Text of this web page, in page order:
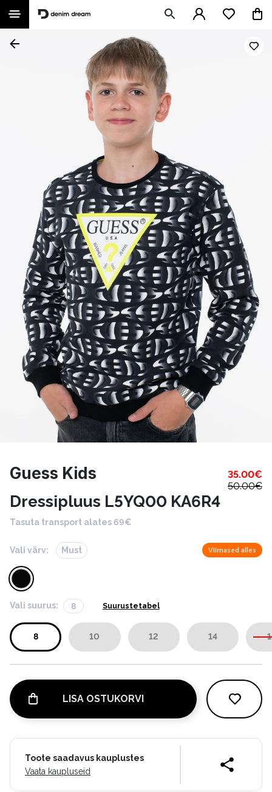
Guess Kids 35.00€
50.00€
Dressipluus L5YQ00 KA6R4
Tasuta transport alates 69€
Vali värv: Must Viimased alles
Vali suurus: 8 Suurustetabel
8 10 12 14
LISA OSTUKORVI
Toote saadavus kauplustes
Vaata kaupluseid